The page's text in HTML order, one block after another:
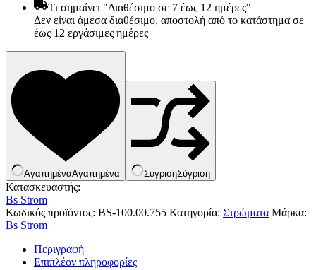
Είδη παραλίας και camping
Εντατήρες
Εντομοαπωθητικα
Θήκες Πλαστικ.Αεροστεγής
Κουνουπιέρες
Κουρτίνες Μπαμπού
Κυάλια
Μαχαίρια
Μπλέντερ & Μίξερ
Πολυεργαλεία
Σφυρί
Tι σημαίνει "Διαθέσιμο σε 7 έως 12 ημέρες"
Δεν είναι άμεσα διαθέσιμο, αποστολή από το κατάστημα σε
έως 12 εργάσιμες ημέρες
ΑγαπημέναΑγαπημένα ΣύγρισηΣύγριση
Κατασκευαστής:
Bs Strom
Κωδικός προϊόντος: BS-100.00.755 Κατηγορία: Στρώματα Μάρκα:
Bs Strom
Περιγραφή
Επιπλέον πληροφορίες